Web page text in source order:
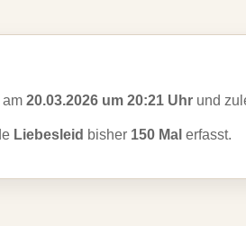
am 20.03.2026 um 20:21 Uhr und
Liebesleid bisher 150 Mal erfasst.